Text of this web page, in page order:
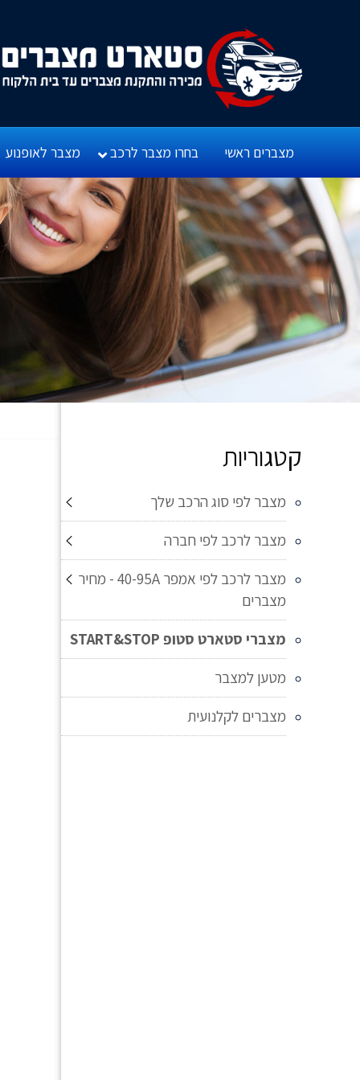
מצברים ראשי בחרו מצבר לרכב מצבר לאופנוע
קטגוריות
מצבר לפי סוג הרכב שלך
מצבר לרכב לפי חברה
מצבר לרכב לפי אמפר 40-95A - מחיר
מצברים
מצברי סטארט סטופ START&STOP
מטען למצבר
מצברים לקלנועית